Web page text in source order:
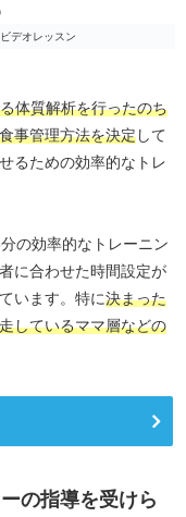
デオレッスン
体質解析を行ったのち
事管理方法を決定して
るための効率的なトレ
の効率的なトレーニン
に合わせた時間設定が
います。特に決まった
しているママ層などの
の指導を受けら